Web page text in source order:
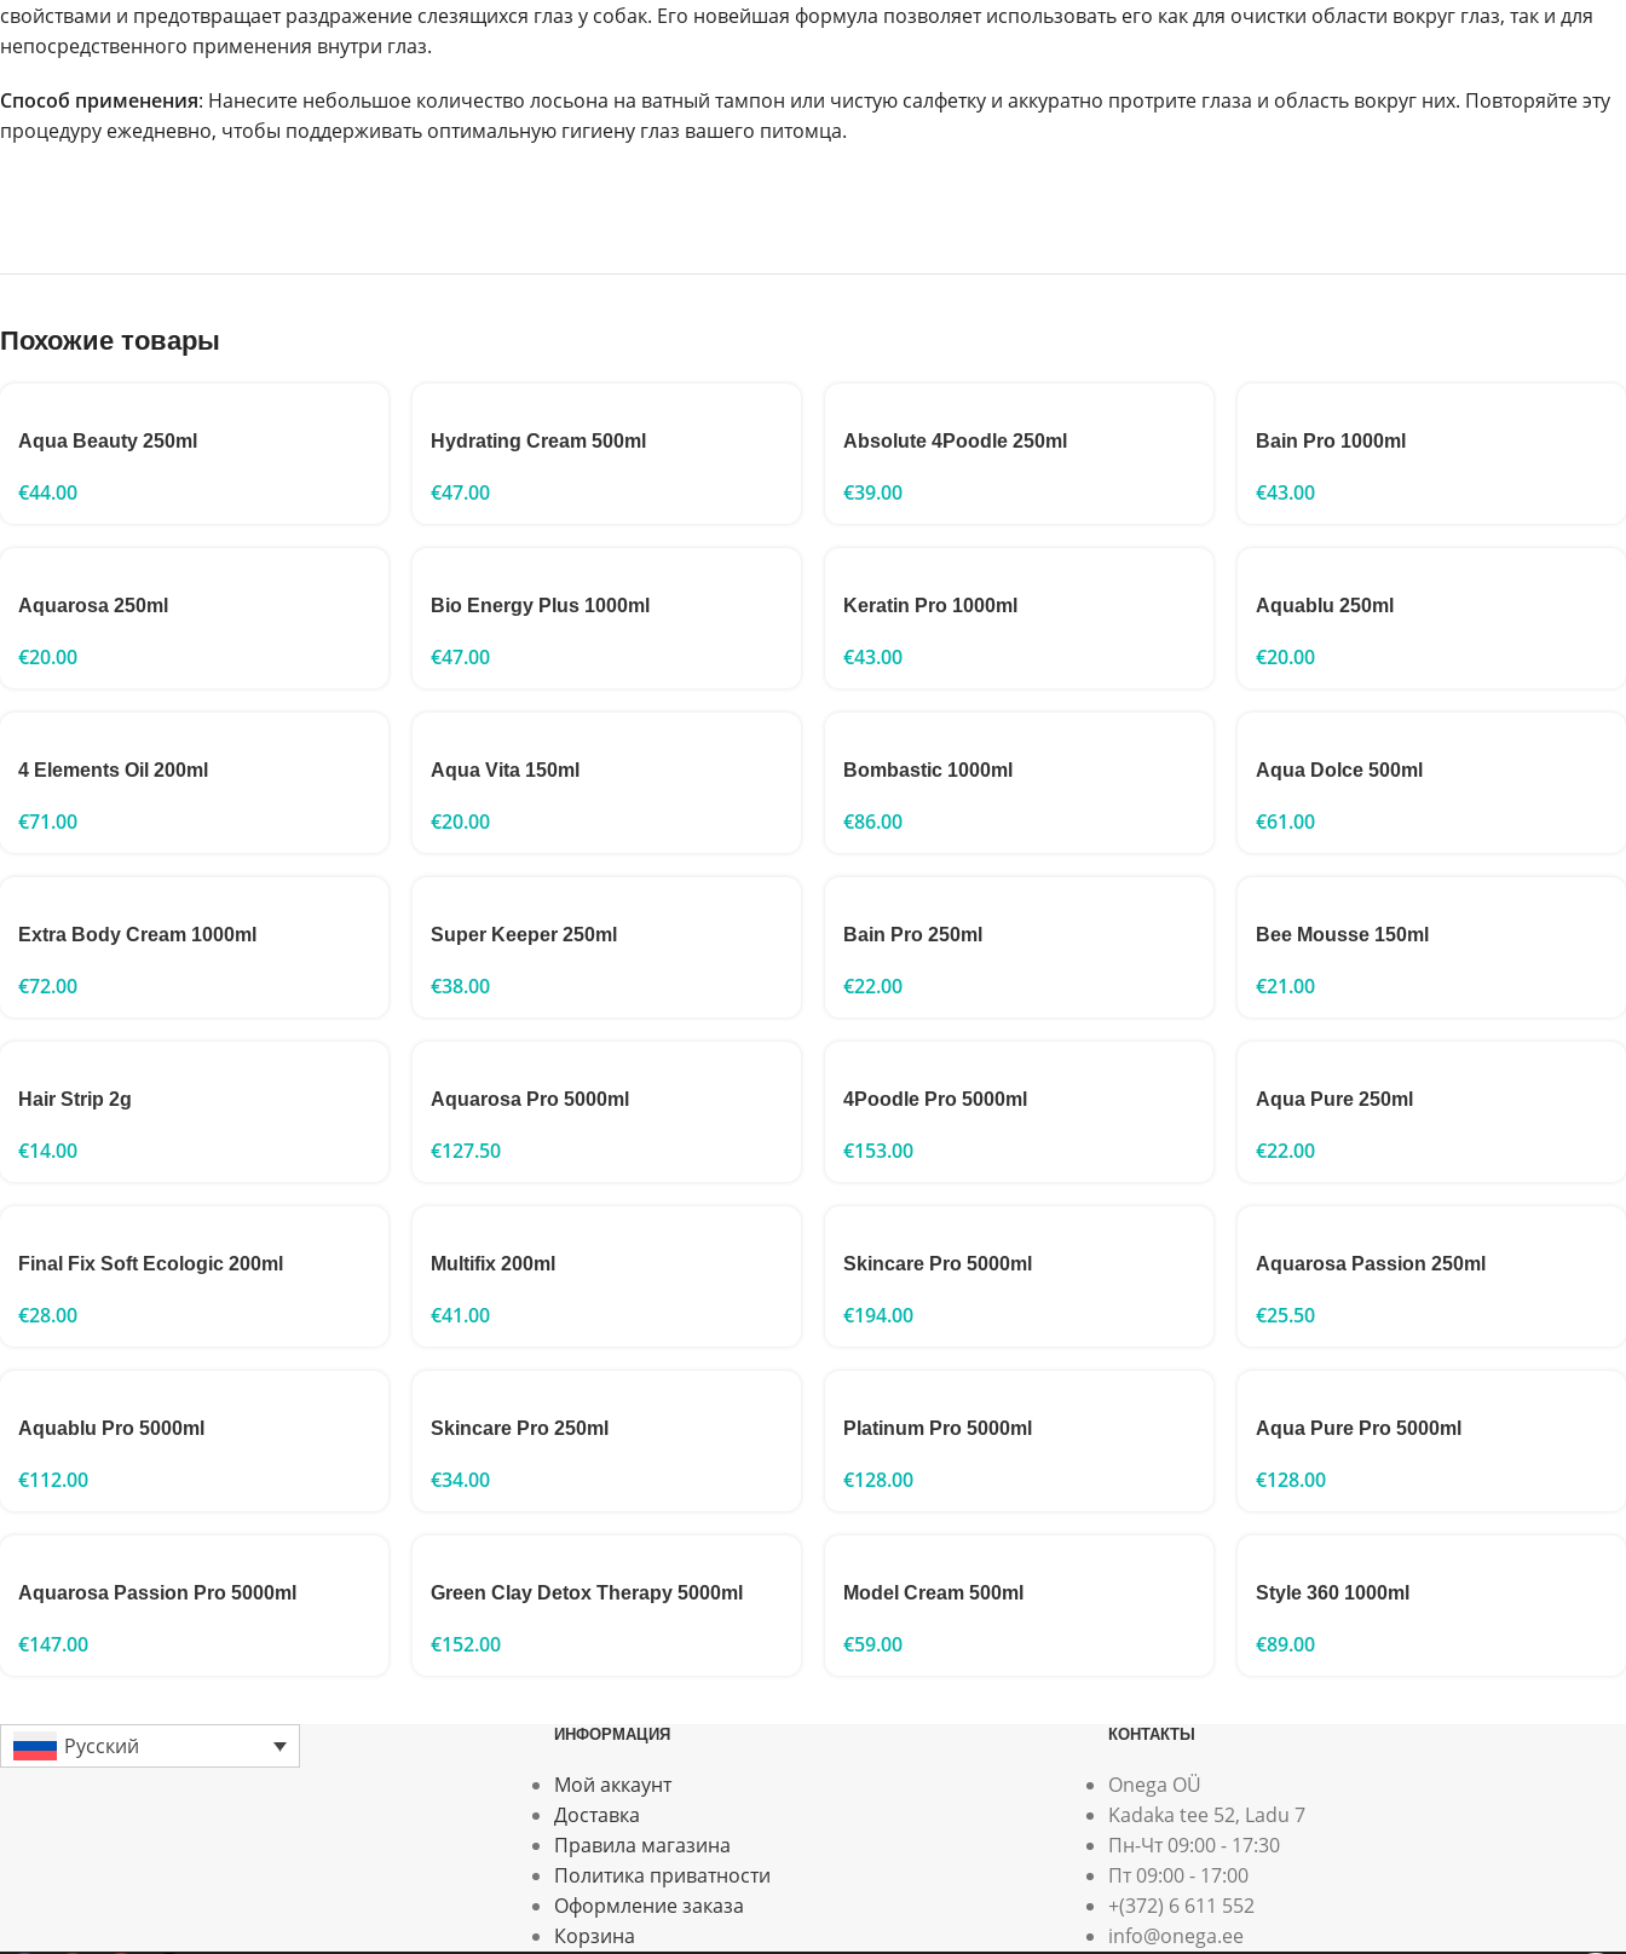
свойствами и предотвращает раздражение слезящихся глаз у собак. Его новейшая формула позволяет использовать его как для очистки области вокруг глаз, так и для
непосредственного применения внутри глаз.
Способ применения: Нанесите небольшое количество лосьона на ватный тампон или чистую салфетку и аккуратно протрите глаза и область вокруг них. Повторяйте эту
процедуру ежедневно, чтобы поддерживать оптимальную гигиену глаз вашего питомца.
Похожие товары
Aqua Beauty 250ml
€44.00
Hydrating Cream 500ml
€47.00
Absolute 4Poodle 250ml
€39.00
Bain Pro 1000ml
€43.00
Aquarosa 250ml
€20.00
Bio Energy Plus 1000ml
€47.00
Keratin Pro 1000ml
€43.00
Aquablu 250ml
€20.00
4 Elements Oil 200ml
€71.00
Aqua Vita 150ml
€20.00
Bombastic 1000ml
€86.00
Aqua Dolce 500ml
€61.00
Extra Body Cream 1000ml
€72.00
Super Keeper 250ml
€38.00
Bain Pro 250ml
€22.00
Bee Mousse 150ml
€21.00
Hair Strip 2g
€14.00
Aquarosa Pro 5000ml
€127.50
4Poodle Pro 5000ml
€153.00
Aqua Pure 250ml
€22.00
Final Fix Soft Ecologic 200ml
€28.00
Multifix 200ml
€41.00
Skincare Pro 5000ml
€194.00
Aquarosa Passion 250ml
€25.50
Aquablu Pro 5000ml
€112.00
Skincare Pro 250ml
€34.00
Platinum Pro 5000ml
€128.00
Aqua Pure Pro 5000ml
€128.00
Aquarosa Passion Pro 5000ml
€147.00
Green Clay Detox Therapy 5000ml
€152.00
Model Cream 500ml
€59.00
Style 360 1000ml
€89.00
Русский ИНФОРМАЦИЯ
Мой аккаунт
Доставка
Правила магазина
Политика приватности
Оформление заказа
Корзина
КОНТАКТЫ
Onega OÜ
Kadaka tee 52, Ladu 7
Пн-Чт 09:00 - 17:30
Пт 09:00 - 17:00
+(372) 6 611 552
info@onega.ee